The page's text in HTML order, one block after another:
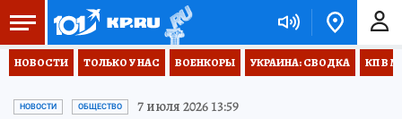
НОВОСТИ ТОЛЬКО У НАС ВОЕНКОРЫ УКРАИНА: СВОДКА КП В
НОВОСТИ ОБЩЕСТВО 7 июля 2026 13:59